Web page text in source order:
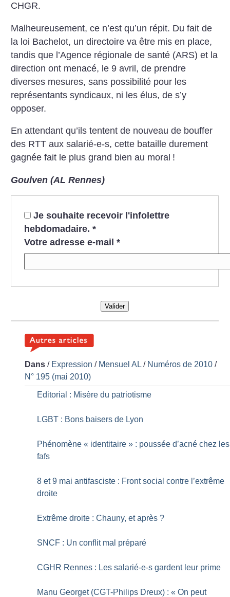
CHGR.
Malheureusement, ce n’est qu’un répit. Du fait de
la loi Bachelot, un directoire va être mis en place,
tandis que l’Agence régionale de santé (ARS) et la
direction ont menacé, le 9 avril, de prendre
diverses mesures, sans possibilité pour les
représentants syndicaux, ni les élus, de s’y
opposer.
En attendant qu’ils tentent de nouveau de bouffer
des RTT aux salarié-e-s, cette bataille durement
gagnée fait le plus grand bien au moral !
Goulven (AL Rennes)
Je souhaite recevoir l'infolettre
hebdomadaire. *
Votre adresse e-mail *
Valider
Dans / Expression / Mensuel AL/ Numéros de 2010 /
N° 195 (mai 2010)
Editorial : Misère du patriotisme
LGBT : Bons baisers de Lyon
Phénomène « identitaire » : poussée d’acné chez les
fafs
8 et 9 mai antifasciste : Front social contre l’extrême
droite
Extrême droite : Chauny, et après ?
SNCF : Un conflit mal préparé
CGHR Rennes : Les salarié-e-s gardent leur prime
Manu Georget (CGT-Philips Dreux) : « On peut